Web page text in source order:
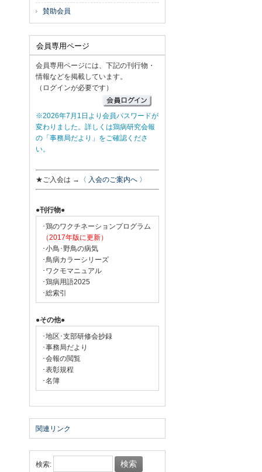
賛助会員
会員専用ページ
会員専用ページには、下記の刊行物・
情報などを掲載しています。
（ログインが必要です）
※2026年7月1日より会員パスワードが
変わりました。詳しくは鶏病研究会報
の「事務局だより」をご確認くださ
い。
★ご入会は → 〈 入会のご案内へ 〉
●刊行物●
･鶏のワクチネーションプログラム
（2017年版に更新）
･小鳥･野鳥の病気
･鳥病カラーシリーズ
･ワクモマニュアル
･鶏病用語2025
･総索引
●その他●
･地区･支部研修会抄録
･事務局だより
･会報の閲覧
･表彰規程
･名簿
関連リンク
検索: